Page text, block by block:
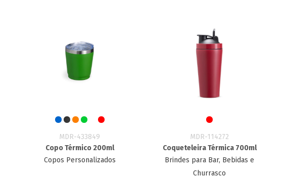
MDR-433849
Copo Térmico 200ml
Copos Personalizados
MDR-114272
Coqueteleira Térmica 700ml
Brindes para Bar, Bebidas e
Churrasco